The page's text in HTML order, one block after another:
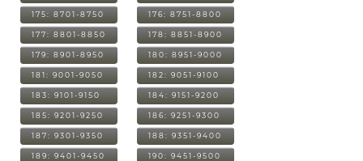
175: 8701-8750 176: 8751-8800
177: 8801-8850 178: 8851-8900
179: 8901-8950 180: 8951-9000
181: 9001-9050 182: 9051-9100
183: 9101-9150 184: 9151-9200
185: 9201-9250 186: 9251-9300
187: 9301-9350 188: 9351-9400
189: 9401-9450 190: 9451-9500